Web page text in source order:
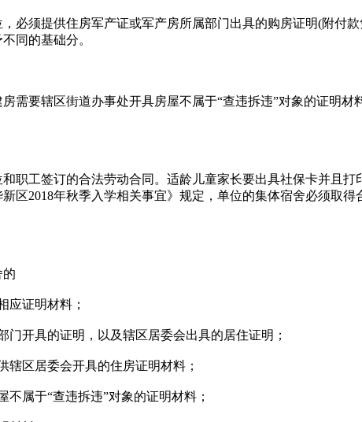
须提供住房军产证或军产房所属部门出具的购房证明(附付
同的基础分。
要辖区街道办事处开具房屋不属于“查违拆违”对象的证明材
工签订的合法劳动合同。适龄儿童家长要出具社保卡并且打
区2018年秋季入学相关事宜》规定，单位的集体宿舍必须取
证明材料；
开具的证明，以及辖区居委会出具的居住证明；
区居委会开具的住房证明材料；
属于“查违拆违”对象的证明材料；